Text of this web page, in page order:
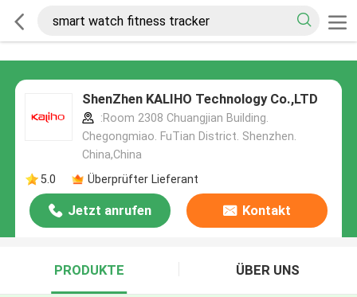
ShenZhen KALIHO Technology Co.,LTD
:Room 2308 Chuangjian Building.
Chegongmiao. FuTian District. Shenzhen.
China,China
5.0
Überprüfter Lieferant
Jetzt anrufen Kontakt
PRODUKTE ÜBER UNS